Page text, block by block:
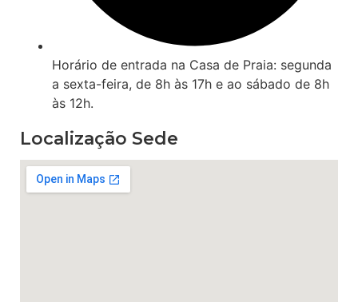
Horário de entrada na Casa de Praia: segunda
a sexta-feira, de 8h às 17h e ao sábado de 8h
às 12h.
Localização Sede